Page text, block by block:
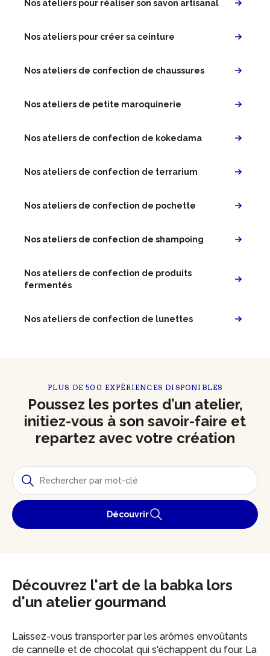
Nos ateliers pour réaliser son savon artisanal
Nos ateliers pour créer sa ceinture
Nos ateliers de confection de chaussures
Nos ateliers de petite maroquinerie
Nos ateliers de confection de kokedama
Nos ateliers de confection de terrarium
Nos ateliers de confection de pochette
Nos ateliers de confection de shampoing
Nos ateliers de confection de produits
fermentés
Nos ateliers de confection de lunettes
PLUS DE 500 EXPÉRIENCES DISPONIBLES
Poussez les portes d’un atelier,
initiez-vous à son savoir-faire et
repartez avec votre création
Découvrir
Découvrez l'art de la babka lors
d'un atelier gourmand
Laissez-vous transporter par les arômes envoûtants
de cannelle et de chocolat qui s'échappent du four. La